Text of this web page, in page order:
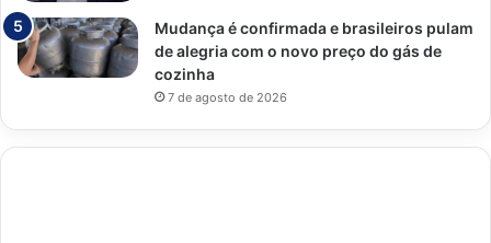
Mudança é confirmada e brasileiros pulam
de alegria com o novo preço do gás de
cozinha
7 de agosto de 2026